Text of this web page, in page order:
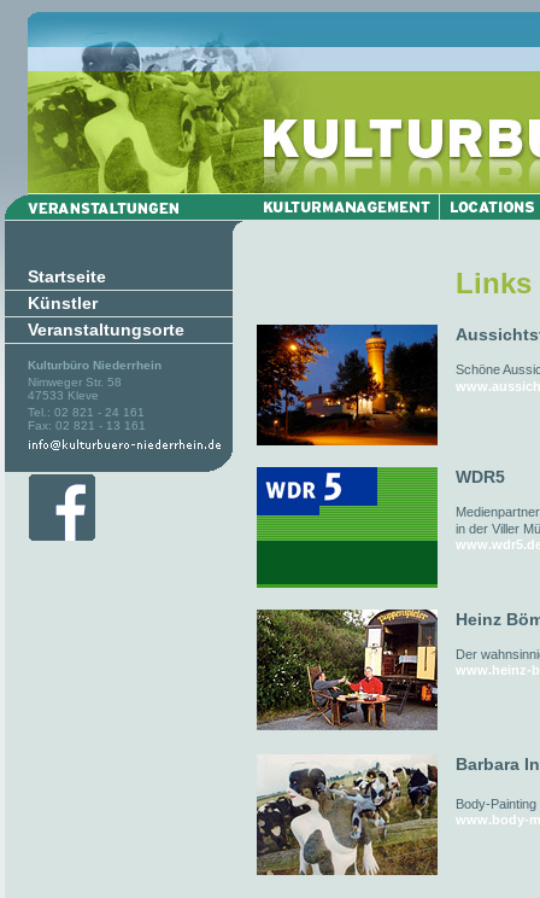
Startseite
Künstler
Veranstaltungsorte
Kulturbüro Niederrhein
Nimweger Str. 58
47533 Kleve
Tel.: 02 821 - 24 161
Fax: 02 821 - 13 161
Links
Schöne
WDR5
in der Viller
Heinz
Der
www.heinz-
Barbara
Body-Painting
www.body-